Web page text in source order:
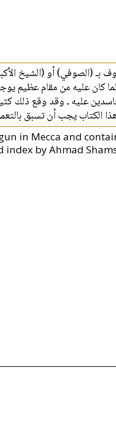
(الصوفي) أو (الشيخ
كان عليه من مقام
عليه ـ وقد وقع ذلك
هذا الكتاب يجب أن تسبق
in Mecca and
index by Ahmad